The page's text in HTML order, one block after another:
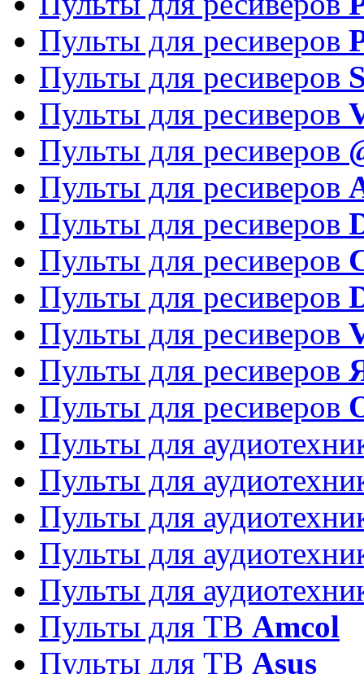
Пульты для ресиверов
Пульты для ресиверов
Пульты для ресиверов
Пульты для ресиверов
Пульты для ресиверов
Пульты для ресиверов
Пульты для ресиверов
Пульты для ресиверов
Пульты для ресиверов
Пульты для ресиверов
Пульты для ресиверов
Пульты для
Пульты для
Пульты для
Пульты для
Пульты для
Пульты для ТВ Amcol
Пульты для ТВ Asus